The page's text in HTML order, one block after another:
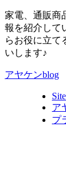
家電、通販商
報を紹介して
らお役に立て
いします♪
アヤケンblog
ア
プ